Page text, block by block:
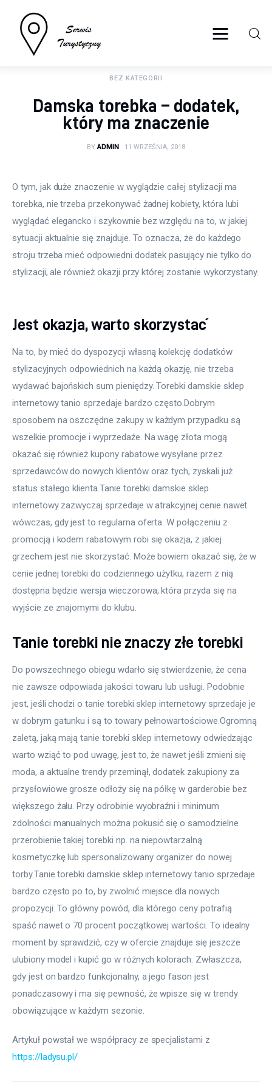
serwisturystyczny.net
Sport
Lifestyle
BEZ KATEGORII
Damska torebka – dodatek,
który ma znaczenie
BY ADMIN 11 WRZEŚNIA, 2018
O tym, jak duże znaczenie w wyglądzie całej stylizacji ma
torebka, nie trzeba przekonywać żadnej kobiety, która lubi
wyglądać elegancko i szykownie bez względu na to, w jakiej
sytuacji aktualnie się znajduje. To oznacza, że do każdego
stroju trzeba mieć odpowiedni dodatek pasujący nie tylko do
stylizacji, ale również okazji przy której zostanie wykorzystany.
Jest okazja, warto skorzystać
Na to, by mieć do dyspozycji własną kolekcję dodatków
stylizacyjnych odpowiednich na każdą okazję, nie trzeba
wydawać bajońskich sum pieniędzy. Torebki damskie sklep
internetowy tanio sprzedaje bardzo często.Dobrym
sposobem na oszczędne zakupy w każdym przypadku są
wszelkie promocje i wyprzedaże. Na wagę złota mogą
okazać się również kupony rabatowe wysyłane przez
sprzedawców do nowych klientów oraz tych, zyskali już
status stałego klienta.Tanie torebki damskie sklep
internetowy zazwyczaj sprzedaje w atrakcyjnej cenie nawet
wówczas, gdy jest to regularna oferta. W połączeniu z
promocją i kodem rabatowym robi się okazja, z jakiej
grzechem jest nie skorzystać. Może bowiem okazać się, że w
cenie jednej torebki do codziennego użytku, razem z nią
dostępna będzie wersja wieczorowa, która przyda się na
wyjście ze znajomymi do klubu.
Tanie torebki nie znaczy złe torebki
Do powszechnego obiegu wdarło się stwierdzenie, że cena
nie zawsze odpowiada jakości towaru lub usługi. Podobnie
jest, jeśli chodzi o tanie torebki sklep internetowy sprzedaje je
w dobrym gatunku i są to towary pełnowartościowe.Ogromną
zaletą, jaką mają tanie torebki sklep internetowy odwiedzając
warto wziąć to pod uwagę, jest to, że nawet jeśli zmieni się
moda, a aktualne trendy przeminął, dodatek zakupiony za
przysłowiowe grosze odłoży się na półkę w garderobie bez
większego żalu. Przy odrobinie wyobraźni i minimum
zdolności manualnych można pokusić się o samodzielne
przerobienie takiej torebki np. na niepowtarzalną
kosmetyczkę lub spersonalizowany organizer do nowej
torby.Tanie torebki damskie sklep internetowy tanio sprzedaje
bardzo często po to, by zwolnić miejsce dla nowych
propozycji. To główny powód, dla którego ceny potrafią
spaść nawet o 70 procent początkowej wartości. To idealny
moment by sprawdzić, czy w ofercie znajduje się jeszcze
ulubiony model i kupić go w różnych kolorach. Zwłaszcza,
gdy jest on bardzo funkcjonalny, a jego fason jest
ponadczasowy i ma się pewność, że wpisze się w trendy
obowiązujące w każdym sezonie.
Artykuł powstał we współpracy ze specjalistami z
https://ladysu.pl/